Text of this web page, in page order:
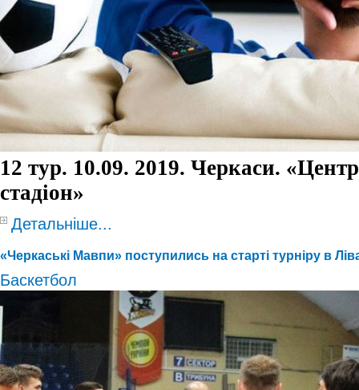
12 тур. 10.09. 2019. Черкаси.
стадіон»
Детальніше...
«Черкаські Мавпи» поступились на старті турніру в
Баскетбол